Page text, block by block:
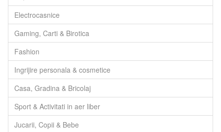
Electrocasnice
Gaming, Carti & Birotica
Fashion
Ingrijire personala & cosmetice
Casa, Gradina & Bricolaj
Sport & Activitati in aer liber
Jucarii, Copii & Bebe